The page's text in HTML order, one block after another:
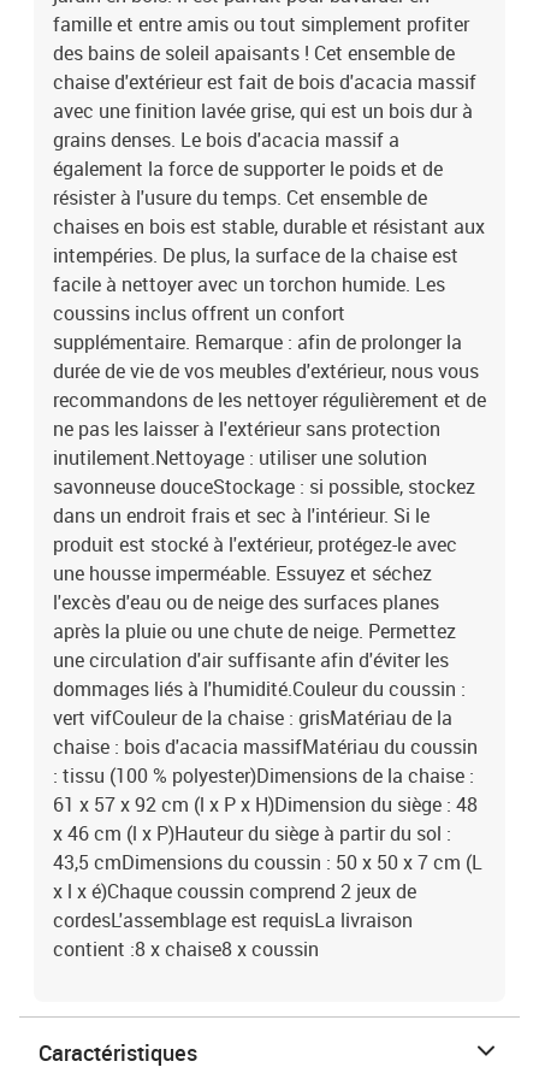
famille et entre amis ou tout simplement profiter
des bains de soleil apaisants ! Cet ensemble de
chaise d'extérieur est fait de bois d'acacia massif
avec une finition lavée grise, qui est un bois dur à
grains denses. Le bois d'acacia massif a
également la force de supporter le poids et de
résister à l'usure du temps. Cet ensemble de
chaises en bois est stable, durable et résistant aux
intempéries. De plus, la surface de la chaise est
facile à nettoyer avec un torchon humide. Les
coussins inclus offrent un confort
supplémentaire. Remarque : afin de prolonger la
durée de vie de vos meubles d'extérieur, nous vous
recommandons de les nettoyer régulièrement et de
ne pas les laisser à l'extérieur sans protection
inutilement.Nettoyage : utiliser une solution
savonneuse douceStockage : si possible, stockez
dans un endroit frais et sec à l'intérieur. Si le
produit est stocké à l'extérieur, protégez-le avec
une housse imperméable. Essuyez et séchez
l'excès d'eau ou de neige des surfaces planes
après la pluie ou une chute de neige. Permettez
une circulation d'air suffisante afin d'éviter les
dommages liés à l'humidité.Couleur du coussin :
vert vifCouleur de la chaise : grisMatériau de la
chaise : bois d'acacia massifMatériau du coussin
: tissu (100 % polyester)Dimensions de la chaise :
61 x 57 x 92 cm (l x P x H)Dimension du siège : 48
x 46 cm (l x P)Hauteur du siège à partir du sol :
43,5 cmDimensions du coussin : 50 x 50 x 7 cm (L
x l x é)Chaque coussin comprend 2 jeux de
cordesL'assemblage est requisLa livraison
contient :8 x chaise8 x coussin
Caractéristiques